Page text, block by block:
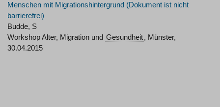
Menschen mit Migrationshintergrund
Budde, S
Workshop Alter, Migration und Gesundheit, Münster,
30.04.2015